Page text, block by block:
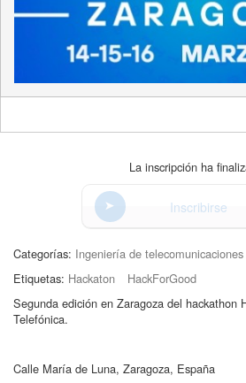
La inscripción ha
Inscribirse
Categorías: Ingeniería de telecomunicaciones
Etiquetas: Hackaton
HackForGood
Segunda edición en Zaragoza del hackathon
Telefónica.
Calle María de Luna, Zaragoza, España